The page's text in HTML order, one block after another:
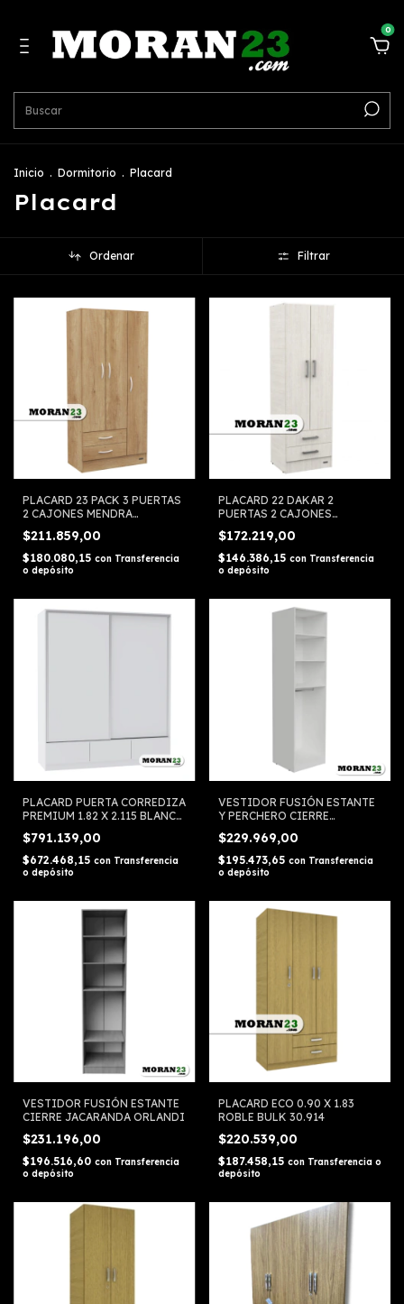
0
Inicio . Dormitorio . Placard
Placard
Ordenar Filtrar
PLACARD 23 PACK 3 PUERTAS
2 CAJONES MENDRA
MOSCONI 56235
$211.859,00
$180.080,15 con Transferencia
o depósito
PLACARD 22 DAKAR 2
PUERTAS 2 CAJONES
MOSCONI 56512
$172.219,00
$146.386,15 con Transferencia
o depósito
PLACARD PUERTA CORREDIZA
PREMIUM 1.82 X 2.115 BLANCO
$791.139,00
$672.468,15 con Transferencia
o depósito
VESTIDOR FUSIÓN ESTANTE
Y PERCHERO CIERRE
$229.969,00
$195.473,65 con Transferencia
o depósito
VESTIDOR FUSIÓN ESTANTE
CIERRE JACARANDA ORLANDI
$231.196,00
$196.516,60 con Transferencia
o depósito
PLACARD ECO 0.90 X 1.83
ROBLE BULK 30.914
$220.539,00
$187.458,15 con Transferencia o
depósito